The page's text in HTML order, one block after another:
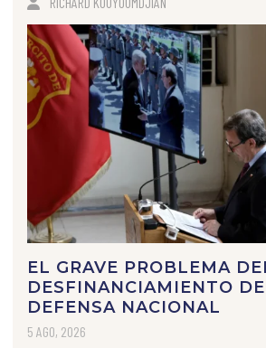
EL GRAVE PROBLEMA
DESFINANCIAMIENTO
DEFENSA NACIONAL
5 AGO, 2026